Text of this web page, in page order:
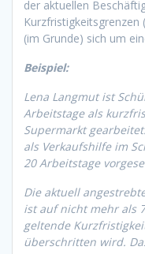
der aktuellen
(im Grunde) sich um
Beispiel:
Lena Langmut ist
Arbeitstage als
Supermarkt
als Verkaufshilfe im
20 Arbeitstage
Die aktuell
ist auf nicht mehr als
geltende
überschritten wird.